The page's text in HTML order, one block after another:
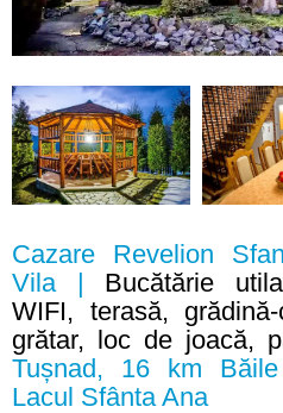
Cazare Revelion
Vila | Bucătărie
WIFI, terasă,
grătar, loc de joacă,
Tușnad, 16 km
Lacul Sfânta Ana